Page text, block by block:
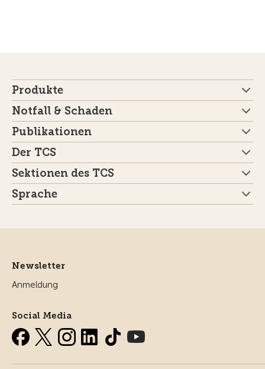
Produkte
Notfall & Schaden
Publikationen
Der TCS
Sektionen des TCS
Sprache
Newsletter
Anmeldung
Social Media